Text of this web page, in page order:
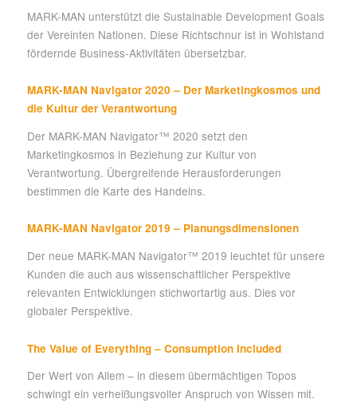
MARK-MAN unterstützt die Sustainable Development Goals
der Vereinten Nationen. Diese Richtschnur ist in Wohlstand
fördernde Business-Aktivitäten übersetzbar.
MARK-MAN Navigator 2020 – Der Marketingkosmos und
die Kultur der Verantwortung
Der MARK-MAN Navigator™ 2020 setzt den
Marketingkosmos in Beziehung zur Kultur von
Verantwortung. Übergreifende Herausforderungen
bestimmen die Karte des Handelns.
MARK-MAN Navigator 2019 – Planungsdimensionen
Der neue MARK-MAN Navigator™ 2019 leuchtet für unsere
Kunden die auch aus wissenschaftlicher Perspektive
relevanten Entwicklungen stichwortartig aus. Dies vor
globaler Perspektive.
The Value of Everything – Consumption Included
Der Wert von Allem – in diesem übermächtigen Topos
schwingt ein verheißungsvoller Anspruch von Wissen mit.